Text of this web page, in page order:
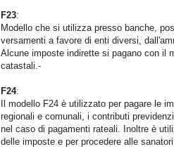
F23:
Modello che si utilizza presso banche,
versamenti a favore di enti diversi,
Alcune imposte indirette si pagano con il
catastali.-
F24:
Il modello F24 è utilizzato per pagare le
regionali e comunali, i contributi
nel caso di pagamenti rateali. Inoltre è
delle imposte e per procedere alle